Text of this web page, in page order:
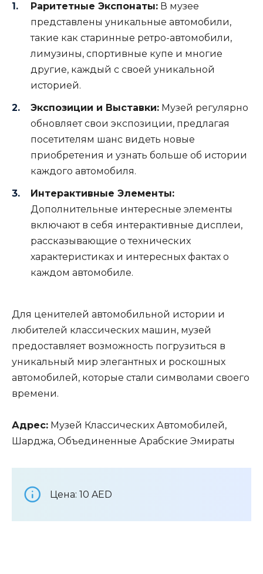
Раритетные Экспонаты: В музее
представлены уникальные автомобили,
такие как старинные ретро-автомобили,
лимузины, спортивные купе и многие
другие, каждый с своей уникальной
историей.
Экспозиции и Выставки: Музей регулярно
обновляет свои экспозиции, предлагая
посетителям шанс видеть новые
приобретения и узнать больше об истории
каждого автомобиля.
Интерактивные Элементы:
Дополнительные интересные элементы
включают в себя интерактивные дисплеи,
рассказывающие о технических
характеристиках и интересных фактах о
каждом автомобиле.
Для ценителей автомобильной истории и
любителей классических машин, музей
предоставляет возможность погрузиться в
уникальный мир элегантных и роскошных
автомобилей, которые стали символами своего
времени.
Адрес: Музей Классических Автомобилей,
Шарджа, Объединенные Арабские Эмираты
Цена: 10 AED